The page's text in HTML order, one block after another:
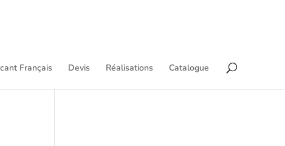
Français Devis Réalisations Catalogue